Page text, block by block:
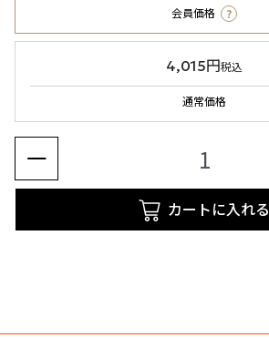
会員価格 ?
4,015円税込
通常価格
カートに入れる